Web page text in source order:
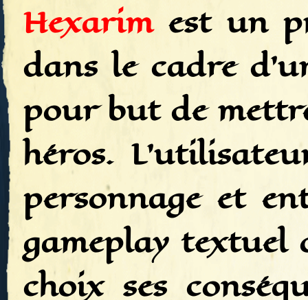
Hexarimest un
dans le cadre
pour but de
héros.
personnage et
gameplay textuel
choix ses